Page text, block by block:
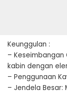
Keunggulan :
– Keseimbangan
kabin dengan
– Penggunaan
– Jendela Besar: